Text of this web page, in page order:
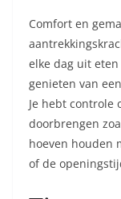
Comfort en
elke dag uit
genieten van
Je hebt controle
doorbrengen
hoeven houden
of de